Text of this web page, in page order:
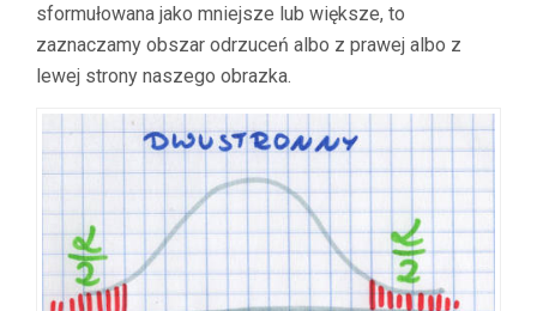
sformułowana jako mniejsze lub większe, to
zaznaczamy obszar odrzuceń albo z prawej albo z
lewej strony naszego obrazka.